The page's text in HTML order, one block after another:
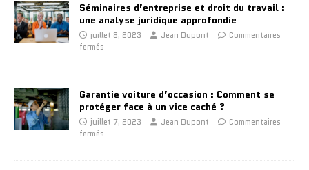
Séminaires d’entreprise et droit du travail :
une analyse juridique approfondie
juillet 8, 2023 Jean Dupont
Commentaires
fermés
Garantie voiture d’occasion : Comment se
protéger face à un vice caché ?
juillet 7, 2023 Jean Dupont
Commentaires
fermés